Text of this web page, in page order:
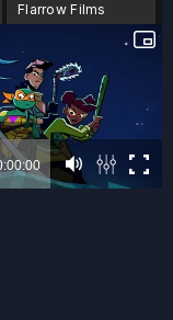
Flarrow Films